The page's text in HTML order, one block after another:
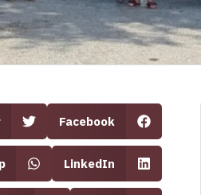
Facebook
LinkedIn